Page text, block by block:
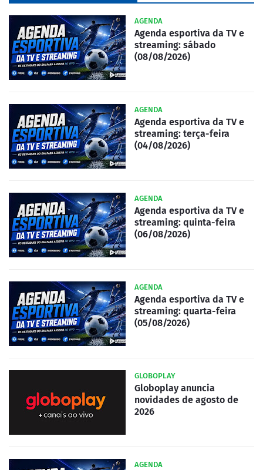
AGENDA
Agenda esportiva da TV e
streaming: sábado
(08/08/2026)
AGENDA
Agenda esportiva da TV e
streaming: terça-feira
(04/08/2026)
AGENDA
Agenda esportiva da TV e
streaming: quinta-feira
(06/08/2026)
AGENDA
Agenda esportiva da TV e
streaming: quarta-feira
(05/08/2026)
GLOBOPLAY
Globoplay anuncia
novidades de agosto de
2026
AGENDA